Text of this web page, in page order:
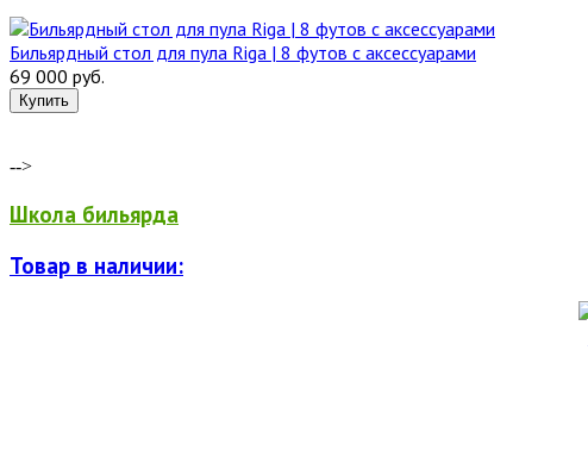
Бильярдный стол для пула Riga | 8 футов с аксессуарами
69 000 руб.
-->
Школа бильярда
Товар в наличии: